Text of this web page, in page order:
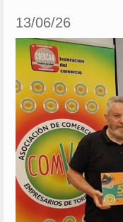
13/06/26